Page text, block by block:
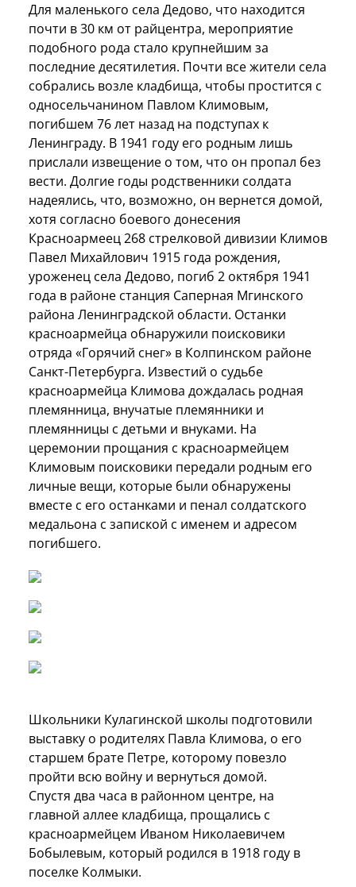
Для маленького села Дедово, что находится
почти в 30 км от райцентра, мероприятие
подобного рода стало крупнейшим за
последние десятилетия. Почти все жители села
собрались возле кладбища, чтобы простится с
односельчанином Павлом Климовым,
погибшем 76 лет назад на подступах к
Ленинграду. В 1941 году его родным лишь
прислали извещение о том, что он пропал без
вести. Долгие годы родственники солдата
надеялись, что, возможно, он вернется домой,
хотя согласно боевого донесения
Красноармеец 268 стрелковой дивизии Климов
Павел Михайлович 1915 года рождения,
уроженец села Дедово, погиб 2 октября 1941
года в районе станция Саперная Мгинского
района Ленинградской области. Останки
красноармейца обнаружили поисковики
отряда «Горячий снег» в Колпинском районе
Санкт-Петербурга. Известий о судьбе
красноармейца Климова дождалась родная
племянница, внучатые племянники и
племянницы с детьми и внуками. На
церемонии прощания с красноармейцем
Климовым поисковики передали родным его
личные вещи, которые были обнаружены
вместе с его останками и пенал солдатского
медальона с запиской с именем и адресом
погибшего.
Школьники Кулагинской школы подготовили
выставку о родителях Павла Климова, о его
старшем брате Петре, которому повезло
пройти всю войну и вернуться домой.
Спустя два часа в районном центре, на
главной аллее кладбища, прощались с
красноармейцем Иваном Николаевичем
Бобылевым, который родился в 1918 году в
поселке Колмыки.